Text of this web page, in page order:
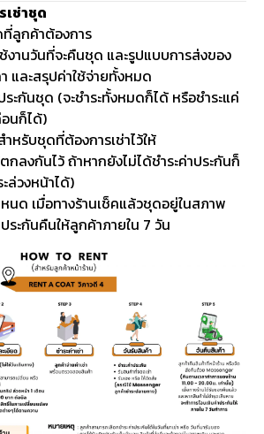
เช่าชุด
ลูกค้าต้องการ
งานวันที่จะคืนชุด และรูปแบบการส่งของ
และสรุปค่าใช้จ่ายทั้งหมด
ระกันชุด (จะชำระทั้งหมดก็ได้ หรือชำระแค่
อนก็ได้)
ำหรับชุดที่ต้องการเช่าไว้ให้
ลงกันไว้ ถ้าหากยังไม่ได้ชำระค่าประกันก็
ล่วงหน้าได้)
ด เมื่อทางร้านเช็คแล้วชุดอยู่ในสภาพ
ระกันคืนให้ลูกค้าภายใน 7 วัน